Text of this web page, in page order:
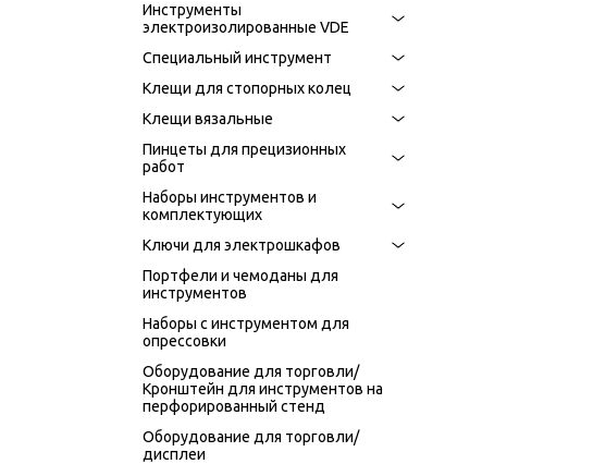
Инструменты
электроизолированные VDE
Специальный инструмент
Клещи для стопорных колец
Kлещи вязальные
Пинцеты для прецизионных
работ
Наборы инструментов и
комплектующих
Ключи для электрошкафов
Портфели и чемоданы для
инструментов
Наборы с инструментом для
опрессовки
Оборудование для торговли/
Кронштейн для инструментов на
перфорированный стенд
Оборудование для торговли/
дисплеи